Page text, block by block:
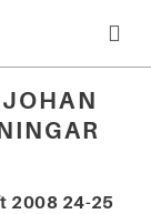
2008 24-25